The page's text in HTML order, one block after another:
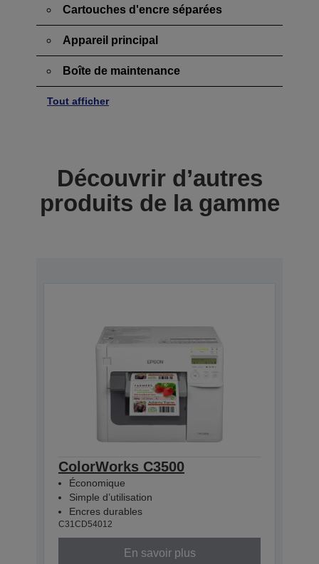
Cartouches d'encre séparées
Appareil principal
Boîte de maintenance
Tout afficher
Découvrir d’autres
produits de la gamme
ColorWorks C3500
Économique
Simple d’utilisation
Encres durables
C31CD54012
En savoir plus